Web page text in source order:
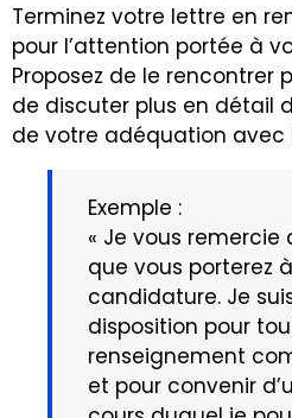
Terminez votre lettre en
pour l’attention portée à
Proposez de le rencontrer
de discuter plus en détail
de votre adéquation avec
Exemple :
« Je vous remercie
que vous porterez
candidature. Je
disposition pour
renseignement
et pour convenir